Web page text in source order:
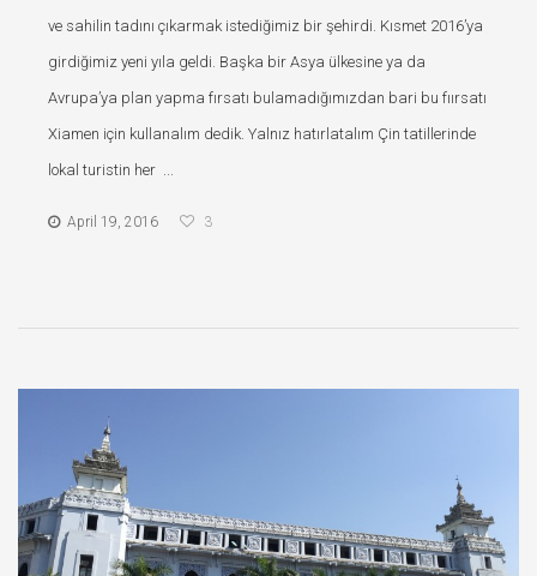
ve sahilin tadını çıkarmak istediğimiz bir şehirdi. Kısmet 2016’ya
girdiğimiz yeni yıla geldi. Başka bir Asya ülkesine ya da
Avrupa’ya plan yapma fırsatı bulamadığımızdan bari bu fıırsatı
Xiamen için kullanalım dedik. Yalnız hatırlatalım Çin tatillerinde
lokal turistin her ...
April 19, 2016 3